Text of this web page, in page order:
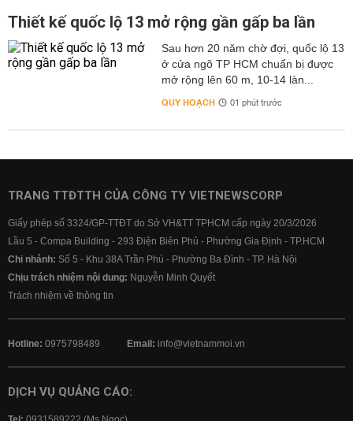
Thiết kế quốc lộ 13 mở rộng gần gấp ba lần
Sau hơn 20 năm chờ đợi, quốc lộ 13
ở cửa ngõ TP HCM chuẩn bị được
mở rộng lên 60 m, 10-14 làn...
QUY HOẠCH 01 phút trước
TRANG TTĐTTH CỦA CÔNG TY VIETNEWSCORP
Giấy phép số 3324/GP-TTĐT do Sở VH&TT TPHCM cấp ngày 20/3/2026
Lầu 5 - Compa Building - 293 Điện Biên Phủ - Phường Gia Định - TP.HCM
Chi nhánh: Số 5 - Khu 38A Trần Phú - Phường Ba Đình - TP. Hà Nội
Chịu trách nhiệm nội dung: Nguyễn Minh Quyết
Trách nhiệm về thông tin
Hotline: 0975798489 Email: info@vietnammoi.vn
DỊCH VỤ QUẢNG CÁO: